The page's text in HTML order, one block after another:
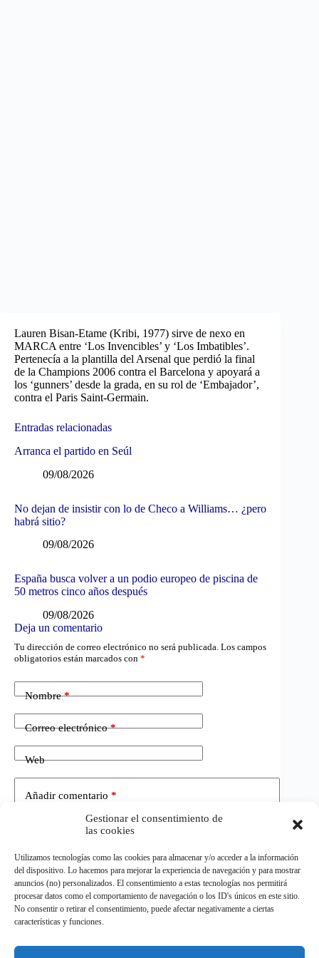
Gestionar el consentimiento de
las cookies
Utilizamos tecnologías como las cookies para almacenar y/o acceder a la información
del dispositivo. Lo hacemos para mejorar la experiencia de navegación y para mostrar
anuncios (no) personalizados. El consentimiento a estas tecnologías nos permitirá
procesar datos como el comportamiento de navegación o los ID's únicos en este sitio.
No consentir o retirar el consentimiento, puede afectar negativamente a ciertas
características y funciones.
Lauren Bisan-Etame (Kribi, 1977) sirve de nexo en
MARCA entre ‘Los Invencibles’ y ‘Los Imbatibles’.
Pertenecía a la plantilla del Arsenal que perdió la final
de la Champions 2006 contra el Barcelona y apoyará a
los ‘gunners’ desde la grada, en su rol de ‘Embajador’,
contra el Paris Saint-Germain.
Entradas relacionadas
Arranca el partido en Seúl
09/08/2026
No dejan de insistir con lo de Checo a Williams… ¿pero
habrá sitio?
09/08/2026
España busca volver a un podio europeo de piscina de
50 metros cinco años después
09/08/2026
Deja un comentario
Tu dirección de correo electrónico no será publicada. Los campos
obligatorios están marcados con *
Nombre*
Correo electrónico*
Web
Añadir comentario *
Publicar el comentario